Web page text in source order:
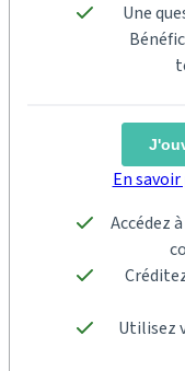
Une
En
Accédez
Utilisez